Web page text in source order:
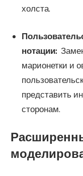
холста.
нотации:
марионетки и
представить
сторонам.